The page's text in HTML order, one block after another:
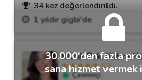
34 kez değerlendirildi.
1 yıldır gigbi'de
Klinik Psk. Kübra
5.0
Çevrimiçi
30.000'den fazla
sana hizmet vermek